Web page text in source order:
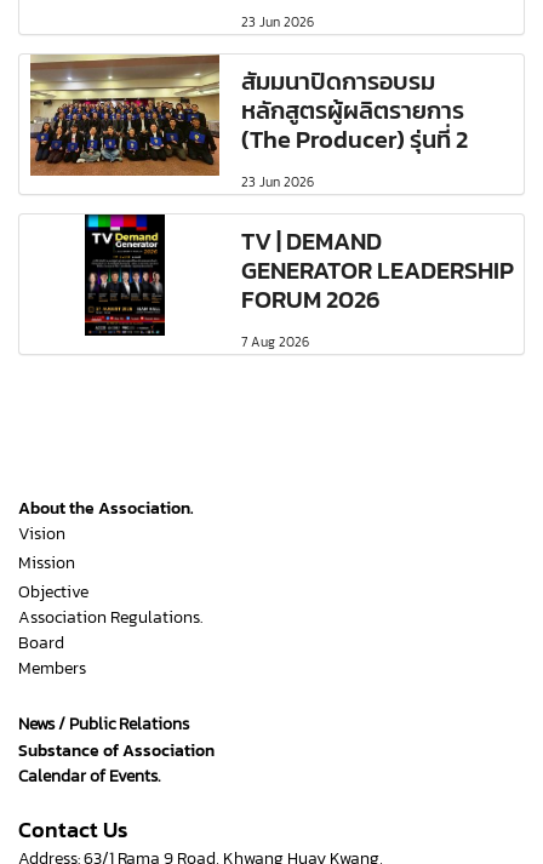
23 Jun 2026
สัมมนาปิดการอบรม
หลักสูตรผู้ผลิตรายการ
(The Producer) รุ่นที่ 2
23 Jun 2026
TV | DEMAND
GENERATOR LEADERSHIP
FORUM 2026
7 Aug 2026
About the Association.
Vision
Mission
Objective
Association Regulations.
Board
Members
News / Public Relations
Substance of Association
Calendar of Events.
Contact Us
Address: 63/1 Rama 9 Road, Khwang Huay Kwang,